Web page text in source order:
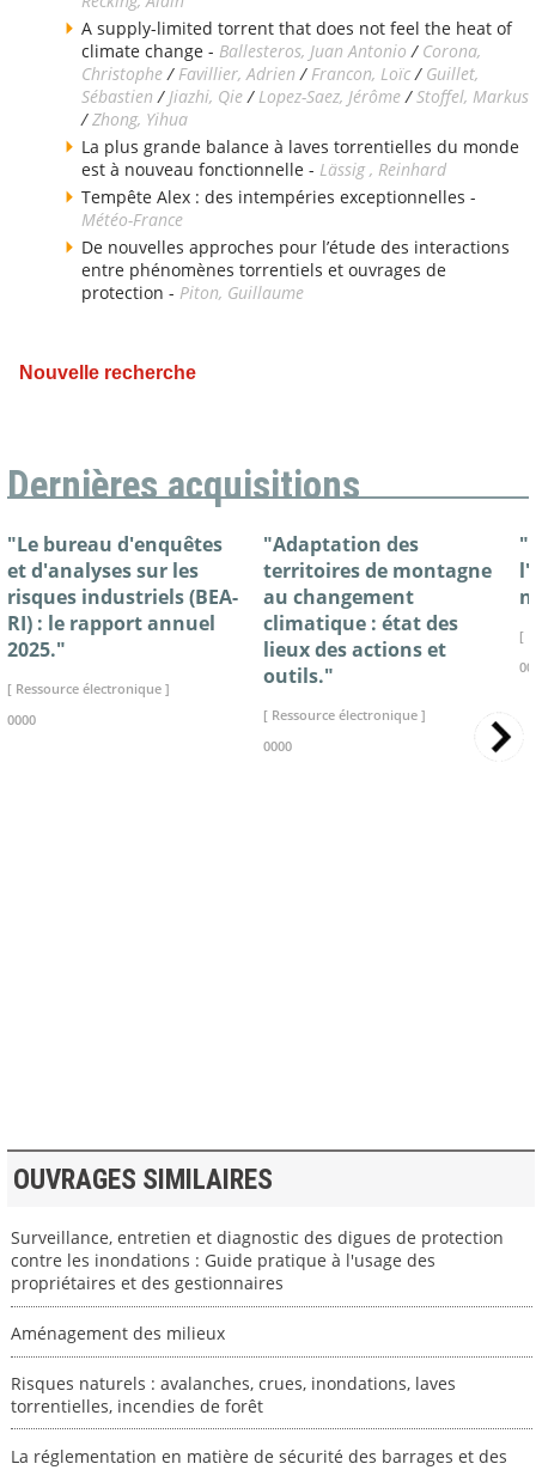
A supply-limited torrent that does not feel the heat of
climate change - Ballesteros, Juan Antonio / Corona,
Christophe/ Favillier, Adrien / Francon, Loïc/ Guillet,
Sébastien / Jiazhi, Qie/ Lopez-Saez, Jérôme/Stoffel, Markus
/Zhong, Yihua
La plus grande balance à laves torrentielles du monde
est à nouveau fonctionnelle - Lässig , Reinhard
Tempête Alex : des intempéries exceptionnelles -
Météo-France
De nouvelles approches pour l’étude des interactions
entre phénomènes torrentiels et ouvrages de
protection - Piton, Guillaume
Nouvelle recherche
Dernières acquisitions
"Le bureau d'enquêtes
et d'analyses sur les
risques industriels (BEA-
RI) : le rapport annuel
2025."
[ Ressource électronique ]
0000
"Adaptation des
territoires de montagne
au changement
climatique : état des
lieux des actions et
outils."
[ Ressource électronique ]
0000
[
OUVRAGES SIMILAIRES
Surveillance, entretien et diagnostic des digues de protection
contre les inondations : Guide pratique à l'usage des
propriétaires et des gestionnaires
Aménagement des milieux
Risques naturels : avalanches, crues, inondations, laves
torrentielles, incendies de forêt
La réglementation en matière de sécurité des barrages et des